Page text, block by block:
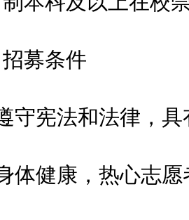
募条件
宪法和法律，具
健康，热心志愿